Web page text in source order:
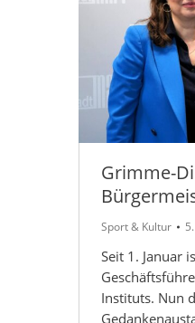
Grimme-
Sport & Kultur
Seit 1. Januar
Instituts. Nun